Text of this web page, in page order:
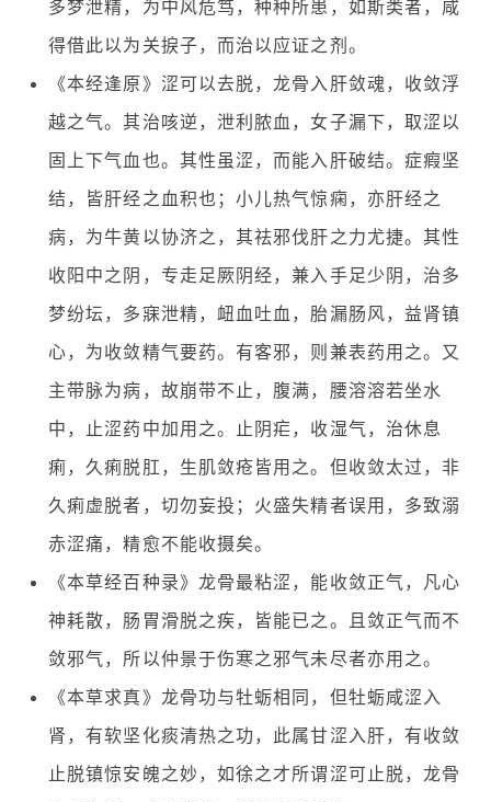
多梦泄精，为中风危笃，种种所患，如斯类者，咸
得借此以为关捩子，而治以应证之剂。
《本经逢原》涩可以去脱，龙骨入肝敛魂，收敛浮
越之气。其治咳逆，泄利脓血，女子漏下，取涩以
固上下气血也。其性虽涩，而能入肝破结。症瘕坚
结，皆肝经之血积也；小儿热气惊痫，亦肝经之
病，为牛黄以协济之，其祛邪伐肝之力尤捷。其性
收阳中之阴，专走足厥阴经，兼入手足少阴，治多
梦纷坛，多寐泄精，衄血吐血，胎漏肠风，益肾镇
心，为收敛精气要药。有客邪，则兼表药用之。又
主带脉为病，故崩带不止，腹满，腰溶溶若坐水
中，止涩药中加用之。止阴疟，收湿气，治休息
痢，久痢脱肛，生肌敛疮皆用之。但收敛太过，非
久痢虚脱者，切勿妄投；火盛失精者误用，多致溺
赤涩痛，精愈不能收摄矣。
《本草经百种录》龙骨最粘涩，能收敛正气，凡心
神耗散，肠胃滑脱之疾，皆能已之。且敛正气而不
敛邪气，所以仲景于伤寒之邪气未尽者亦用之。
《本草求真》龙骨功与牡蛎相同，但牡蛎咸涩入
肾，有软坚化痰清热之功，此属甘涩入肝，有收敛
止脱镇惊安魄之妙，如徐之才所谓涩可止脱，龙骨